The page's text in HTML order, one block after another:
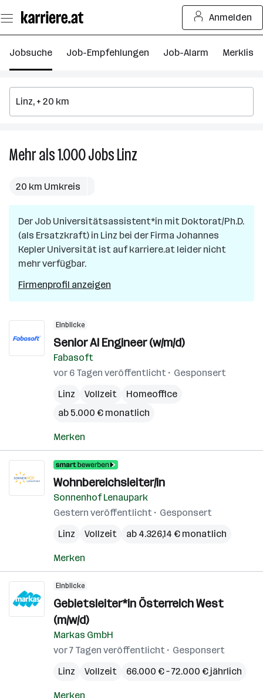
Seiteninhalt
springen
Anmelden
Jobsuche Job-Empfehlungen Job-Alarm Merkliste
Mehr als 1.000JobsLinz
in
Linz
20 km Umkreis
Der Job Universitätsassistent*in mit Doktorat/Ph.D.
(als Ersatzkraft) in Linz bei der Firma Johannes
Kepler Universität ist auf karriere.at leider nicht
mehr verfügbar.
Firmenprofil anzeigen
Einblicke
Senior AI Engineer (w/m/d)
Fabasoft
vor 6 Tagen veröffentlicht
Gesponsert
Linz
Vollzeit
Homeoffice
ab 5.000 € monatlich
Merken
Wohnbereichsleiter/in
Sonnenhof Lenaupark
Gestern veröffentlicht
Gesponsert
Linz
Vollzeit ab 4.326,14 € monatlich
Merken
Einblicke
Gebietsleiter*in Österreich West
(m/w/d)
Markas GmbH
vor 7 Tagen veröffentlicht
Gesponsert
Linz
Vollzeit 66.000 € – 72.000 € jährlich
Merken